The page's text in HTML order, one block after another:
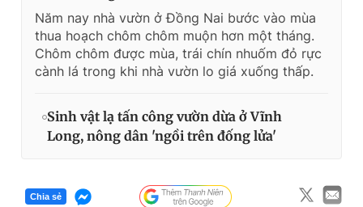
Năm nay nhà vườn ở Đồng Nai bước vào mùa
thua hoạch chôm chôm muộn hơn một tháng.
Chôm chôm được mùa, trái chín nhuốm đỏ rực
cành lá trong khi nhà vườn lo giá xuống thấp.
Sinh vật lạ tấn công vườn dừa ở Vĩnh
Long, nông dân 'ngồi trên đống lửa'
Chia sẻ